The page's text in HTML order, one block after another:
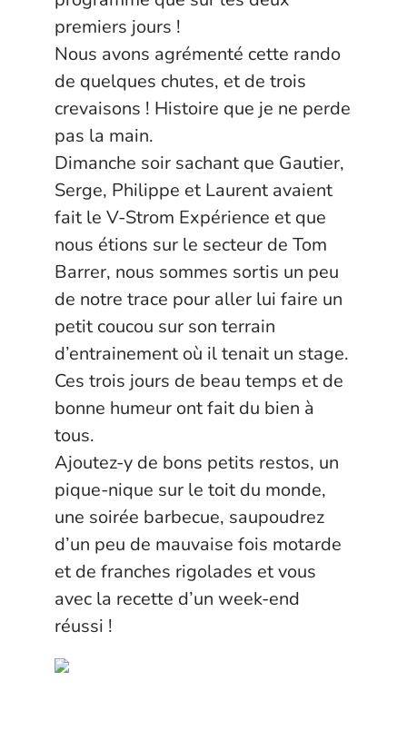
premiers jours !
Nous avons agrémenté cette rando
de quelques chutes, et de trois
crevaisons ! Histoire que je ne perde
pas la main.
Dimanche soir sachant que Gautier,
Serge, Philippe et Laurent avaient
fait le V-Strom Expérience et que
nous étions sur le secteur de Tom
Barrer, nous sommes sortis un peu
de notre trace pour aller lui faire un
petit coucou sur son terrain
d’entrainement où il tenait un stage.
Ces trois jours de beau temps et de
bonne humeur ont fait du bien à
tous.
Ajoutez-y de bons petits restos, un
pique-nique sur le toit du monde,
une soirée barbecue, saupoudrez
d’un peu de mauvaise fois motarde
et de franches rigolades et vous
avec la recette d’un week-end
réussi !